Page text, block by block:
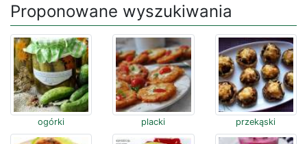
Proponowane wyszukiwania
ogórki placki przekąski